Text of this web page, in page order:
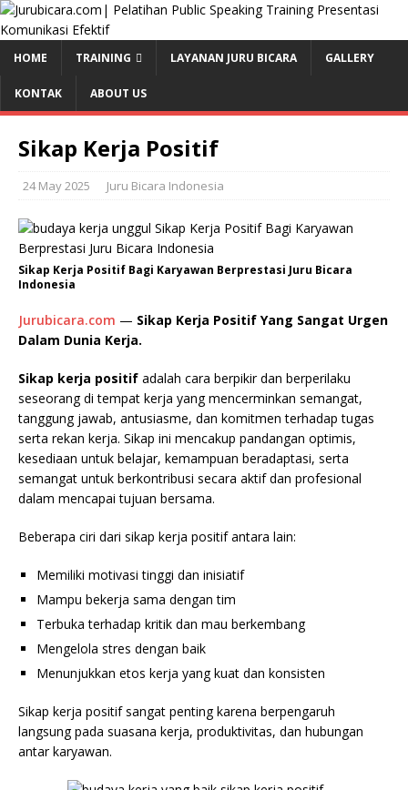
HOME TRAINING LAYANAN JURU BICARA GALLERY
KONTAK ABOUT US
Sikap Kerja Positif
24 May 2025 Juru Bicara Indonesia
Sikap Kerja Positif Bagi Karyawan Berprestasi Juru Bicara
Indonesia
Jurubicara.com — Sikap Kerja Positif Yang Sangat Urgen
Dalam Dunia Kerja.
Sikap kerja positif adalah cara berpikir dan berperilaku
seseorang di tempat kerja yang mencerminkan semangat,
tanggung jawab, antusiasme, dan komitmen terhadap tugas
serta rekan kerja. Sikap ini mencakup pandangan optimis,
kesediaan untuk belajar, kemampuan beradaptasi, serta
semangat untuk berkontribusi secara aktif dan profesional
dalam mencapai tujuan bersama.
Beberapa ciri dari sikap kerja positif antara lain:
Memiliki motivasi tinggi dan inisiatif
Mampu bekerja sama dengan tim
Terbuka terhadap kritik dan mau berkembang
Mengelola stres dengan baik
Menunjukkan etos kerja yang kuat dan konsisten
Sikap kerja positif sangat penting karena berpengaruh
langsung pada suasana kerja, produktivitas, dan hubungan
antar karyawan.